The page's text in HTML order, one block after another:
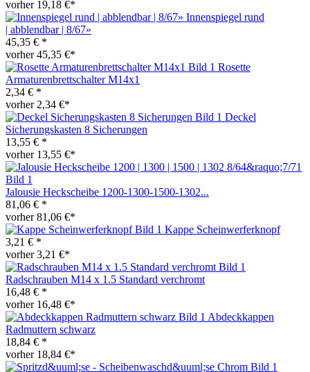
vorher 19,18 €*
Innenspiegel rund
| abblendbar | 8/67»
45,35 € *
vorher 45,35 €*
Rosette
Armaturenbrettschalter M14x1
2,34 € *
vorher 2,34 €*
Deckel
Sicherungskasten 8 Sicherungen
13,55 € *
vorher 13,55 €*
Jalousie Heckscheibe 1200-1300-1500-1302...
81,06 € *
vorher 81,06 €*
Kappe Scheinwerferknopf
3,21 € *
vorher 3,21 €*
Radschrauben M14 x 1.5 Standard verchromt
16,48 € *
vorher 16,48 €*
Abdeckkappen
Radmuttern schwarz
18,84 € *
vorher 18,84 €*